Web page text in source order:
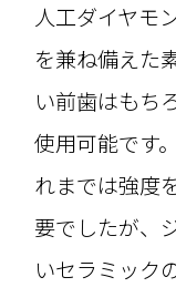
人工ダイヤモ
を兼ね備えた
い前歯はもち
使用可能です
れまでは強度
要でしたが、
いセラミック